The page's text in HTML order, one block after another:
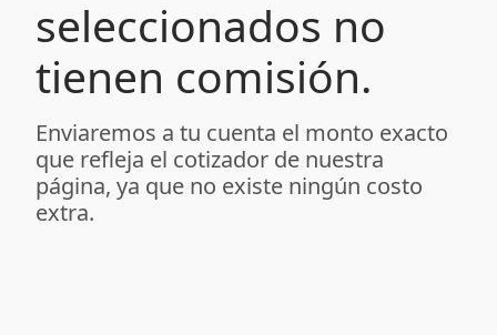
seleccionados no
tienen comisión.
Enviaremos a tu cuenta el monto exacto
que refleja el cotizador de nuestra
página, ya que no existe ningún costo
extra.